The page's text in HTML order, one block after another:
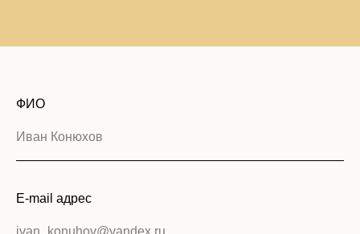
ФИО
E-mail адрес